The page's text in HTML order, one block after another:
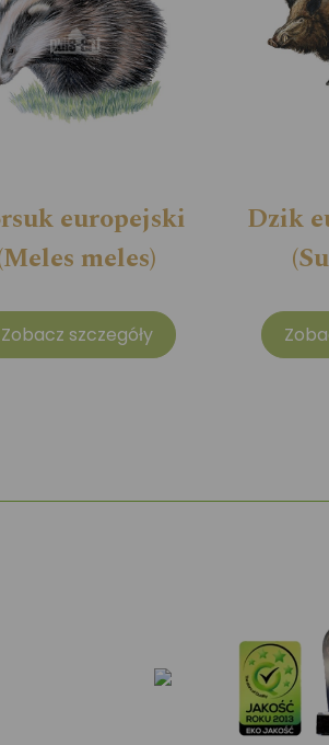
europejski
meles)
Zobacz szczegóły
Dzik